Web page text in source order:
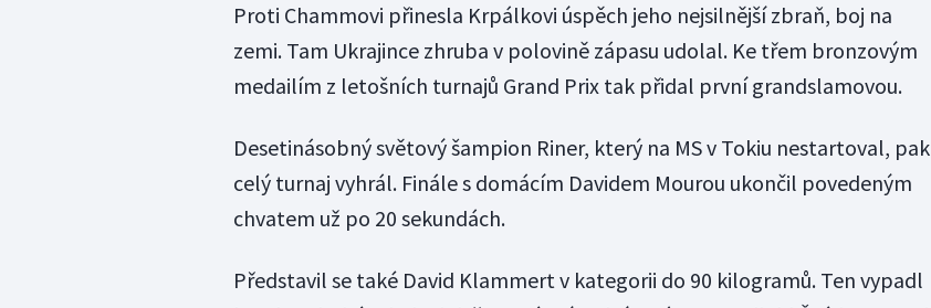
Proti Chammovi přinesla Krpálkovi úspěch jeho nejsilnější zbraň, boj na
zemi. Tam Ukrajince zhruba v polovině zápasu udolal. Ke třem bronzovým
medailím z letošních turnajů Grand Prix tak přidal první grandslamovou.
Desetinásobný světový šampion Riner, který na MS v Tokiu nestartoval, pak
celý turnaj vyhrál. Finále s domácím Davidem Mourou ukončil povedeným
chvatem už po 20 sekundách.
Představil se také David Klammert v kategorii do 90 kilogramů. Ten vypadl